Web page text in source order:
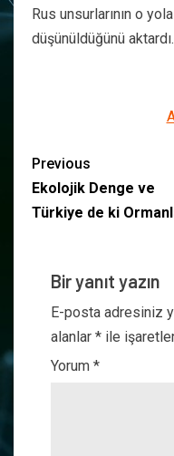
Rus unsurlarının o
düşünüldüğünü aktardı.
Previous
Ekolojik Denge ve
Türkiye de ki
Bir yanıt yazın
E-posta adresiniz
alanlar * ile
Yorum *